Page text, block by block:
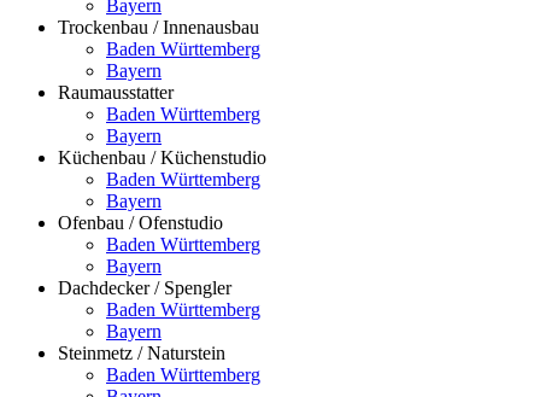
Bayern
Trockenbau / Innenausbau
Baden Württemberg
Bayern
Raumausstatter
Baden Württemberg
Bayern
Küchenbau / Küchenstudio
Baden Württemberg
Bayern
Ofenbau / Ofenstudio
Baden Württemberg
Bayern
Dachdecker / Spengler
Baden Württemberg
Bayern
Steinmetz / Naturstein
Baden Württemberg